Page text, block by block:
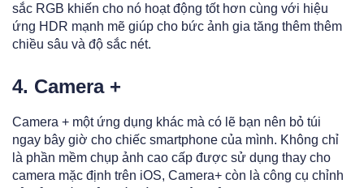
sắc RGB khiến cho nó hoạt động tốt hơn cùng với hiệu
ứng HDR mạnh mẽ giúp cho bức ảnh gia tăng thêm thêm
chiều sâu và độ sắc nét.
4. Camera +
Camera + một ứng dụng khác mà có lẽ bạn nên bỏ túi
ngay bây giờ cho chiếc smartphone của mình. Không chỉ
là phần mềm chụp ảnh cao cấp được sử dụng thay cho
camera mặc định trên iOS, Camera+ còn là công cụ chỉnh